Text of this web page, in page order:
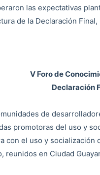
las expectativas
de la Declaración
V Foro de
Declaración
de
promotoras del uso y
con el uso y
reunidos en Ciudad